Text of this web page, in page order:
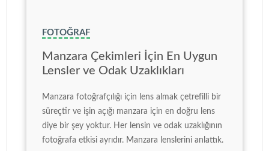
FOTOĞRAF
Manzara Çekimleri İçin En Uygun
Lensler ve Odak Uzaklıkları
Manzara fotoğrafçılığı için lens almak çetrefilli bir
süreçtir ve işin açığı manzara için en doğru lens
diye bir şey yoktur. Her lensin ve odak uzaklığının
fotoğrafa etkisi ayrıdır. Manzara lenslerini anlattık.